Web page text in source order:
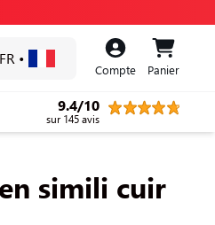
FR •
Compte Panier
9.4/10
sur 145 avis
simili cuir